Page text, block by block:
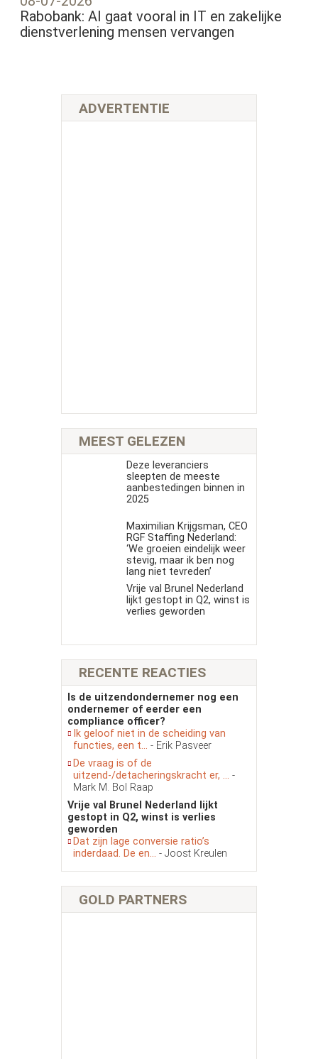
Rabobank: AI gaat vooral in IT en zakelijke
dienstverlening mensen vervangen
ADVERTENTIE
MEEST GELEZEN
Deze leveranciers
sleepten de meeste
aanbestedingen binnen in
2025
Maximilian Krijgsman, CEO
RGF Staffing Nederland:
‘We groeien eindelijk weer
stevig, maar ik ben nog
lang niet tevreden’
Vrije val Brunel Nederland
lijkt gestopt in Q2, winst is
verlies geworden
RECENTE REACTIES
Is de uitzendondernemer nog een
ondernemer of eerder een
compliance officer?
Ik geloof niet in de scheiding van
functies, een t... - Erik Pasveer
De vraag is of de
uitzend-/detacheringskracht er, ... -
Mark M. Bol Raap
Vrije val Brunel Nederland lijkt
gestopt in Q2, winst is verlies
geworden
Dat zijn lage conversie ratio’s
inderdaad. De en... - Joost Kreulen
GOLD PARTNERS